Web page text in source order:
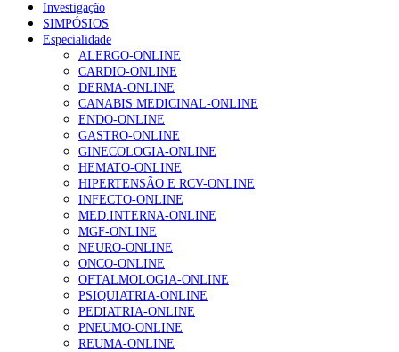
Investigação
SIMPÓSIOS
Especialidade
ALERGO-ONLINE
CARDIO-ONLINE
DERMA-ONLINE
CANABIS MEDICINAL-ONLINE
ENDO-ONLINE
GASTRO-ONLINE
GINECOLOGIA-ONLINE
HEMATO-ONLINE
HIPERTENSÃO E RCV-ONLINE
INFECTO-ONLINE
MED.INTERNA-ONLINE
MGF-ONLINE
NEURO-ONLINE
ONCO-ONLINE
OFTALMOLOGIA-ONLINE
PSIQUIATRIA-ONLINE
PEDIATRIA-ONLINE
PNEUMO-ONLINE
REUMA-ONLINE